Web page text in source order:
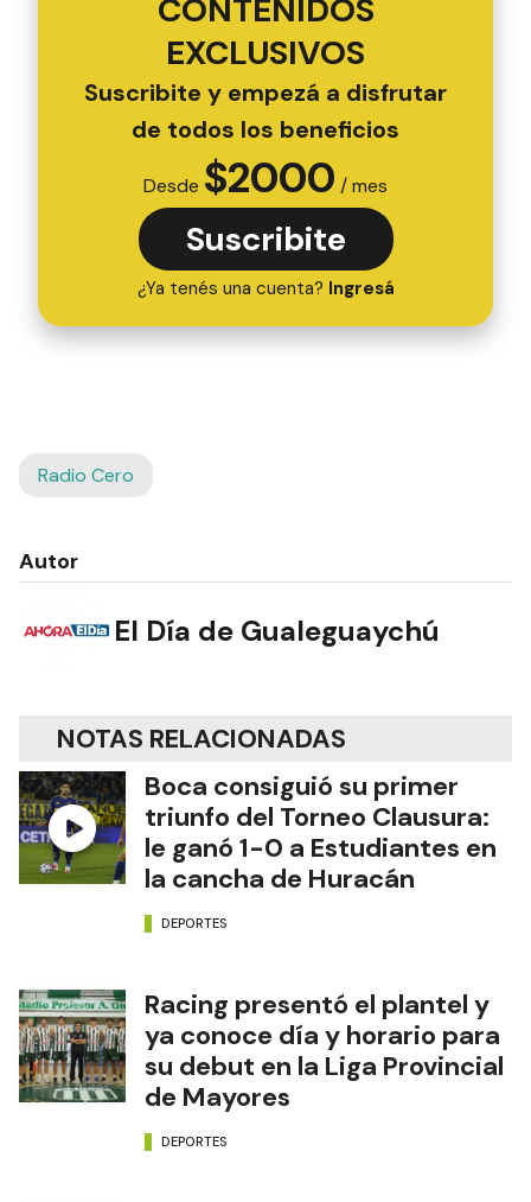
CONTENIDOS
EXCLUSIVOS
Suscribite y empezá a disfrutar
de todos los beneficios
Desde $2000 / mes
Suscribite
¿Ya tenés una cuenta? Ingresá
Radio Cero
Autor
El Día de Gualeguaychú
NOTAS RELACIONADAS
Boca consiguió su primer
triunfo del Torneo Clausura:
le ganó 1-0 a Estudiantes en
la cancha de Huracán
DEPORTES
Racing presentó el plantel y
ya conoce día y horario para
su debut en la Liga Provincial
de Mayores
DEPORTES